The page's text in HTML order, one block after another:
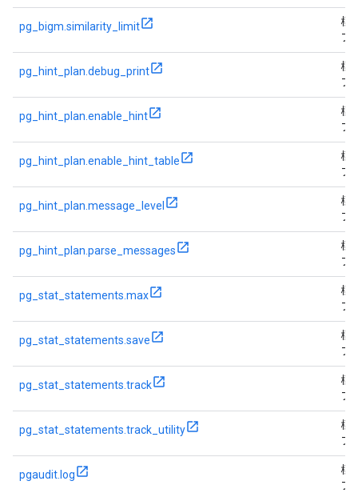
pg_bigm.similarity_limit
標
フ
pg_hint_plan.debug_print
標
フ
pg_hint_plan.enable_hint
標
フ
pg_hint_plan.enable_hint_table
標
フ
pg_hint_plan.message_level
標
フ
pg_hint_plan.parse_messages
標
フ
pg_stat_statements.max
標
フ
pg_stat_statements.save
標
フ
pg_stat_statements.track
標
フ
pg_stat_statements.track_utility
標
フ
pgaudit.log
標
フ